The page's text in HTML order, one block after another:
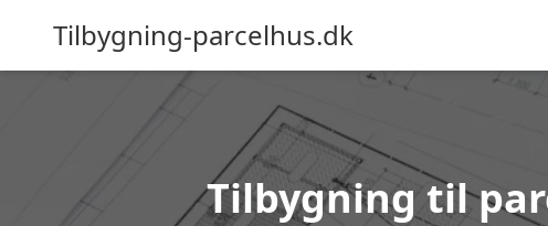
Tilbygning-parcelhus.dk
Tilbygning til